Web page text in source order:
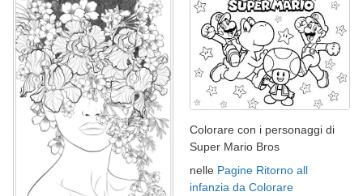
Colorare con i personaggi di
Super Mario Bros
nelle Pagine Ritorno all
infanzia da Colorare